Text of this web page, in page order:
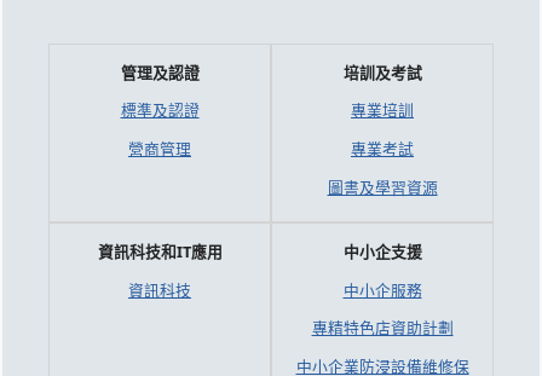
管理及認證
標準及認證
營商管理
培訓及考試
專業培訓
專業考試
圖書及學習資源
資訊科技和IT應用
資訊科技
中小企支援
中小企服務
專精特色店資助計劃
中小企業防浸設備維修保